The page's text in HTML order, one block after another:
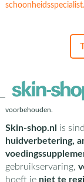
schoonheidsspecialist.
voorbehouden.
Skin-shop.nl is
huidverbetering,
gebruikservaring,
hoeft je niet te